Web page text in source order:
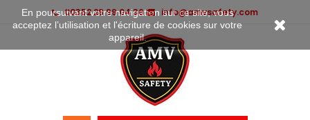
00352 28 99 04 36 info@amvsafety.com
En poursuivant votre navigation sur ce site, vous
acceptez l’utilisation et l'écriture de cookies sur votre
appareil.